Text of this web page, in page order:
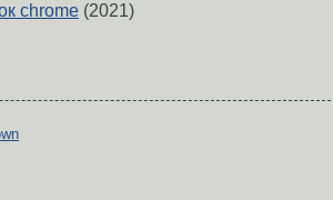
chrome (2021)